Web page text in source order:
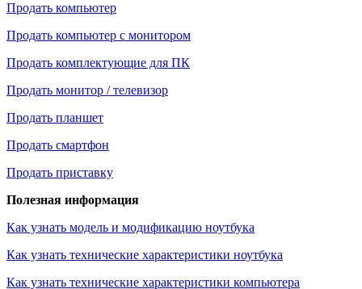
Продать компьютер
Продать компьютер с монитором
Продать комплектующие для ПК
Продать монитор / телевизор
Продать планшет
Продать смартфон
Продать приставку
Полезная информация
Как узнать модель и модификацию ноутбука
Как узнать технические характеристики ноутбука
Как узнать технические характеристики компьютера